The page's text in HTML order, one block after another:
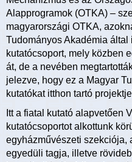
Alapprogramok (OTKA) –
magyarországi OTKA,
Tudományos Akadémia által
kutatócsoport, mely közben
át, de a nevében
jelezve, hogy ez a Magyar
kutatókat itthon tartó
Itt a fiatal kutató alapvetően
kutatócsoportot alkottunk
egyházművészeti szekciója,
egyedüli tagja, illetve